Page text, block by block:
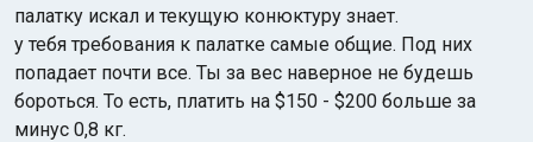
палатку искал и текущую конюктуру знает.
у тебя требования к палатке самые общие. Под них
попадает почти все. Ты за вес наверное не будешь
бороться. То есть, платить на $150 - $200 больше за
минус 0,8 кг.